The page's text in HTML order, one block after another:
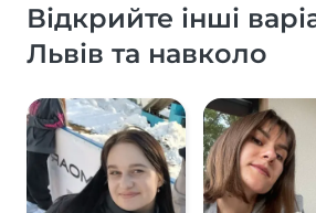
Відкрийте інші
Львів та навколо